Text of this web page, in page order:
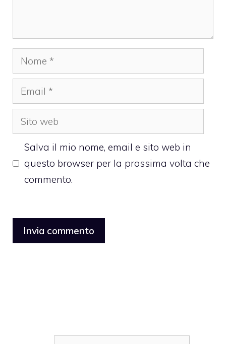
Nome
Email
Sito
web
Salva il mio nome, email e sito web in
questo browser per la prossima volta che
commento.